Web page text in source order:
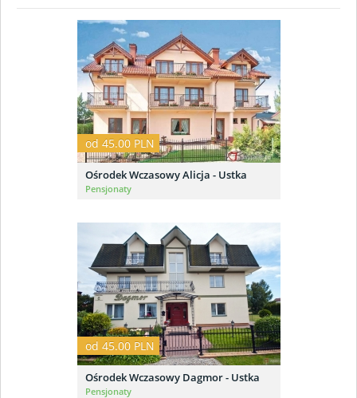
od 45.00 PLN
Ośrodek Wczasowy Alicja - Ustka
Pensjonaty
od 45.00 PLN
Ośrodek Wczasowy Dagmor - Ustka
Pensjonaty